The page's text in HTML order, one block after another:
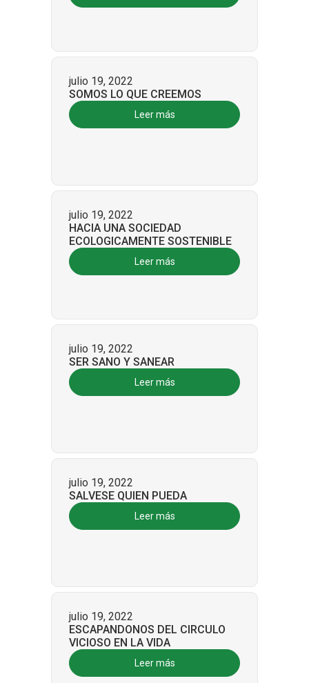
julio 19, 2022
SOMOS LO QUE CREEMOS
Leer más
julio 19, 2022
HACIA UNA SOCIEDAD
ECOLOGICAMENTE SOSTENIBLE
Leer más
julio 19, 2022
SER SANO Y SANEAR
Leer más
julio 19, 2022
SALVESE QUIEN PUEDA
Leer más
julio 19, 2022
ESCAPANDONOS DEL CIRCULO
VICIOSO EN LA VIDA
Leer más